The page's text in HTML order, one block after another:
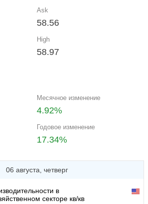
Ask
58.56
High
58.97
Месячное изменение
4.92%
Годовое изменение
17.34%
06 августа, четверг
в
секторе кв/кв